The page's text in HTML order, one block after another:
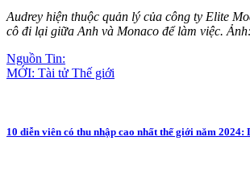
Audrey hiện thuộc quản lý của công ty Elite
cô đi lại giữa Anh và Monaco để làm việc.
Nguồn Tin:
MỚI: Tài tử Thế giới
10 diễn viên có thu nhập cao nhất thế giới năm 2024: